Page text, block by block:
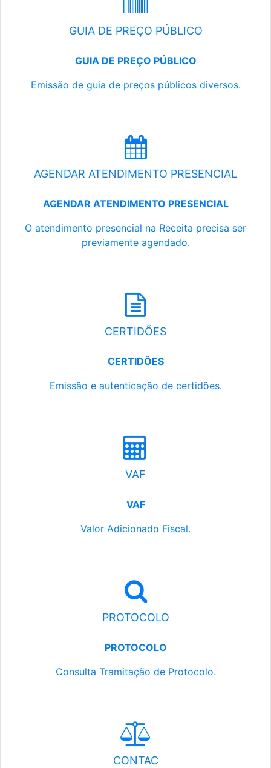
GUIA DE PREÇO PÚBLICO
GUIA DE PREÇO PÚBLICO
Emissão de guia de preços públicos diversos.
AGENDAR ATENDIMENTO PRESENCIAL
AGENDAR ATENDIMENTO PRESENCIAL
O atendimento presencial na Receita precisa ser
previamente agendado.
CERTIDÕES
CERTIDÕES
Emissão e autenticação de certidões.
VAF
VAF
Valor Adicionado Fiscal.
PROTOCOLO
PROTOCOLO
Consulta Tramitação de Protocolo.
CONTAC